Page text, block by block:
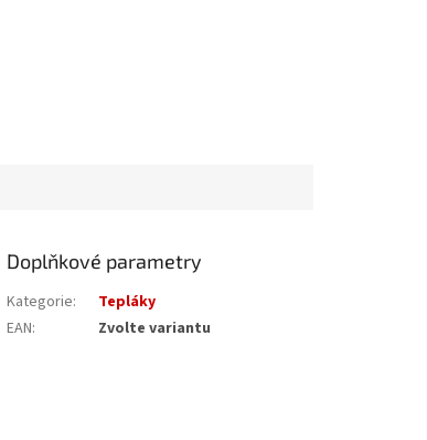
Doplňkové parametry
Kategorie:
Tepláky
EAN: Zvolte variantu